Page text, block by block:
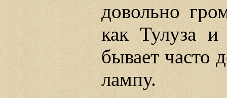
довольно
как Тулуза
бывает часто
лампу.